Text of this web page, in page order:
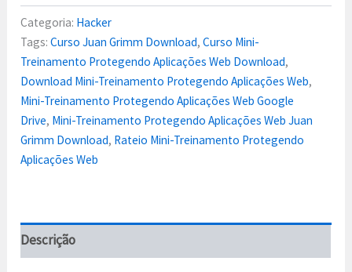
Categoria: Hacker
Tags:Curso Juan Grimm Download,Curso Mini-
Treinamento Protegendo Aplicações Web Download,
Download Mini-Treinamento Protegendo Aplicações Web,
Mini-Treinamento Protegendo Aplicações Web Google
Drive, Mini-Treinamento Protegendo Aplicações Web Juan
Grimm Download, Rateio Mini-Treinamento Protegendo
Aplicações Web
Descrição